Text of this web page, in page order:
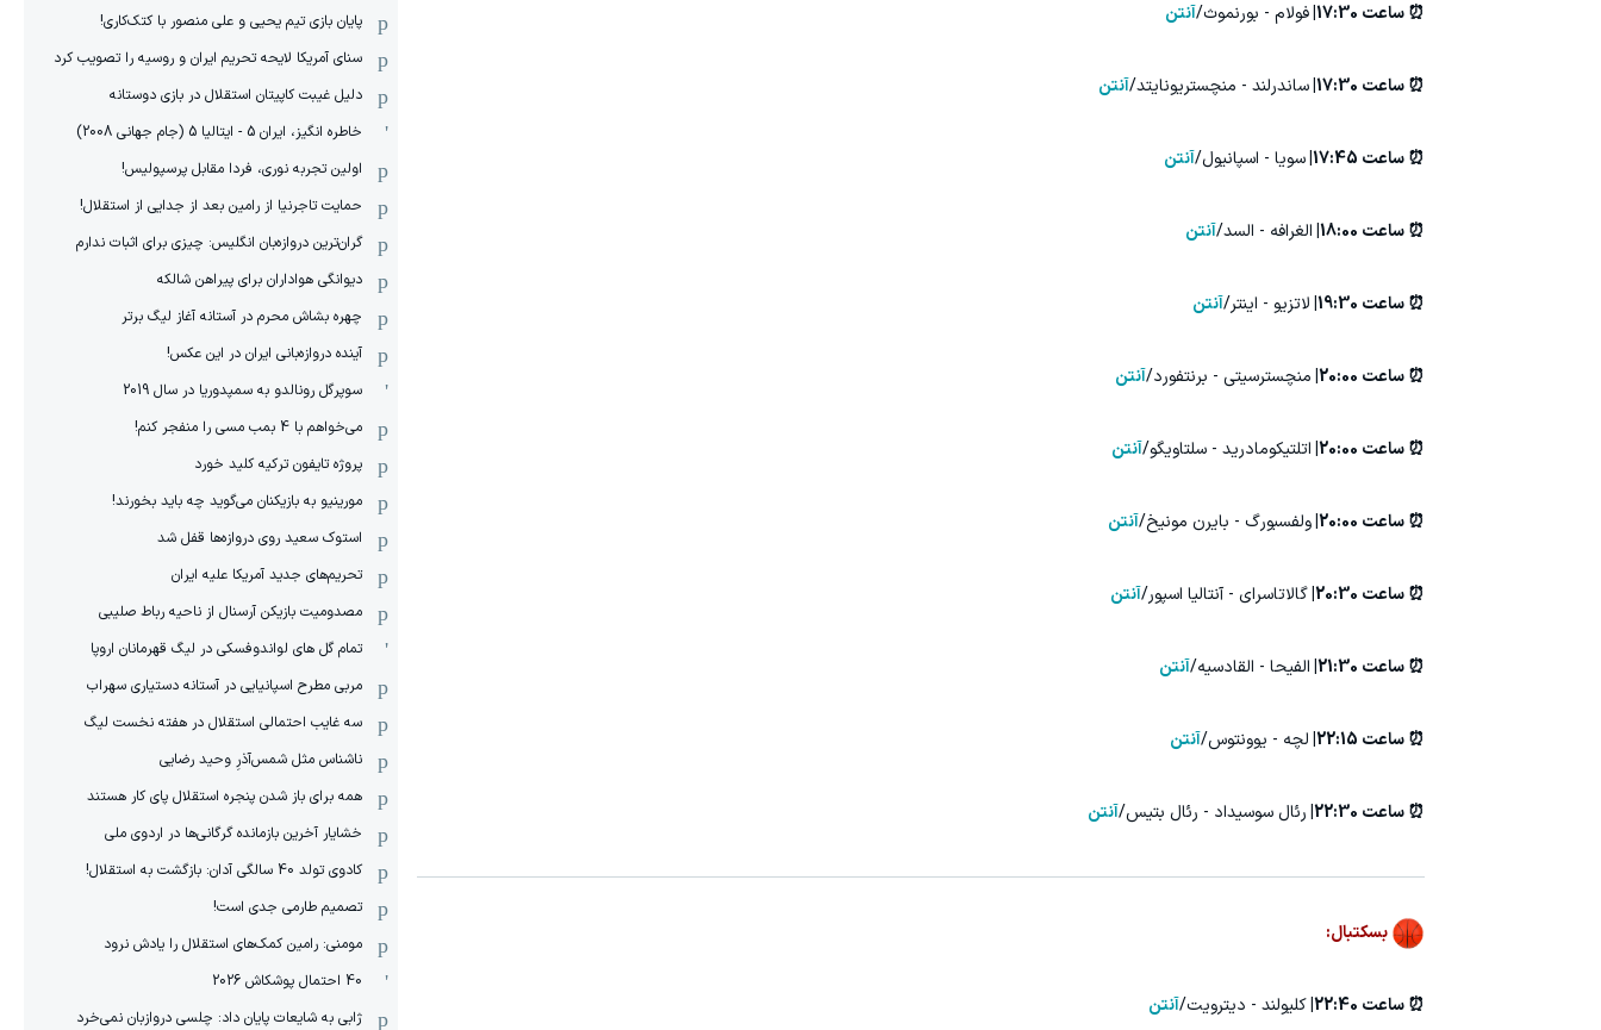
⏰ ساعت 17:30| فولام - بورنموث/آنتن
⏰ ساعت 17:30| ساندرلند - منچستریونایتد/آنتن
⏰ ساعت 17:45| سویا - اسپانیول/آنتن
⏰ ساعت 18:00| الغرافه - السد/آنتن
⏰ ساعت 19:30| لاتزیو - اینتر/آنتن
⏰ ساعت 20:00| منچسترسیتی - برنتفورد/آنتن
⏰ ساعت 20:00| اتلتیکومادرید - سلتاویگو/آنتن
⏰ ساعت 20:00| ولفسبورگ - بایرن مونیخ/آنتن
⏰ ساعت 20:30| گالاتاسرای - آنتالیا اسپور/آنتن
⏰ ساعت 21:30| الفیحا - القادسیه/آنتن
⏰ ساعت 22:15| لچه - یوونتوس/آنتن
⏰ ساعت 22:30| رئال سوسیداد - رئال بتیس/آنتن
بسکتبال:
⏰ ساعت 22:40| کلیولند - دیترویت/آنتن
پایان بازی تیم یحیی و علی منصور با کتک‌کاری!
سنای آمریکا لایحه تحریم ایران و روسیه را تصویب کرد
دلیل غیبت کاپیتان استقلال در بازی دوستانه
خاطره انگیز، ایران 5 - ایتالیا 5 (جام جهانی 2008)
اولین تجربه نوری، فردا مقابل پرسپولیس!
حمایت تاجرنیا از رامین بعد از جدایی از استقلال!
گران‌ترین دروازه‌بان انگلیس: چیزی برای اثبات ندارم
دیوانگی هواداران برای پیراهن شالکه
چهره بشاش محرم در آستانه آغاز لیگ برتر
آینده دروازه‌بانی ایران در این عکس!
سوپرگل رونالدو به سمپدوریا در سال 2019
می‌خواهم با 4 بمب مسی را منفجر کنم!
پروژه تایفون ترکیه کلید خورد
مورینیو به بازیکنان می‌گوید چه باید بخورند!
استوک سعید روی دروازه‌ها قفل شد
تحریم‌های جدید آمریکا علیه ایران
مصدومیت بازیکن آرسنال از ناحیه رباط صلیبی
تمام گل های لواندوفسکی در لیگ قهرمانان اروپا
مربی مطرح اسپانیایی در آستانه دستیاری سهراب
سه غایب احتمالی استقلال در هفته نخست لیگ
ناشناس مثل شمس‌آذرِ وحید رضایی
همه برای باز شدن پنجره استقلال پای کار هستند
خشایار آخرین بازمانده گرگانی‌ها در اردوی ملی
کادوی تولد 40 سالگی آدان: بازگشت به استقلال!
تصمیم طارمی جدی است!
مومنی: رامین کمک‌های استقلال را یادش نرود
40 احتمال پوشکاش 2026
ژابی به شایعات پایان داد: چلسی دروازبان نمی‌خرد